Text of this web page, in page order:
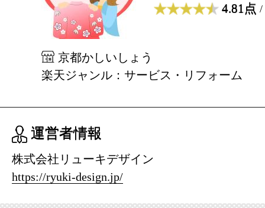
4.81点 /
京都かしいしょう
楽天ジャンル：サービス・リフォーム
運営者情報
株式会社リューキデザイン
https://ryuki-design.jp/